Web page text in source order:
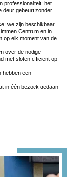
professionaliteit: het
deur gebeurt zonder
we zijn beschikbaar
Centrum en in
op elk moment van de
over de nodige
met sloten efficiënt op
hebben een
in één bezoek gedaan